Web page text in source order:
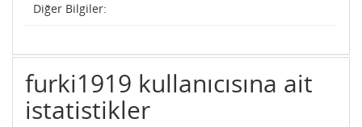
Diğer Bilgiler:
furki1919 kullanıcısına ait
istatistikler